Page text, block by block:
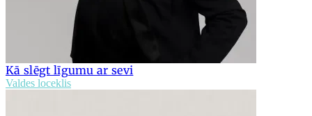
Kā slēgt līgumu ar sevi
Valdes loceklis